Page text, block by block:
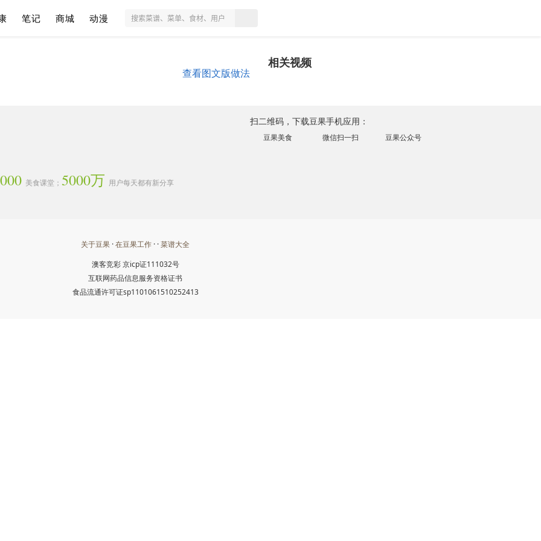
笔记 商城 动漫
查看图文版做法
相关视频
美食课堂； 5000万 用户每天都有新分享
扫二维码，下载豆果手机应用：
豆果美食 微信扫一扫 豆果公众号
关于豆果 ·在豆果工作 · ·菜谱大全
澳客竞彩 京icp证111032号
互联网药品信息服务资格证书
食品流通许可证sp1101061510252413